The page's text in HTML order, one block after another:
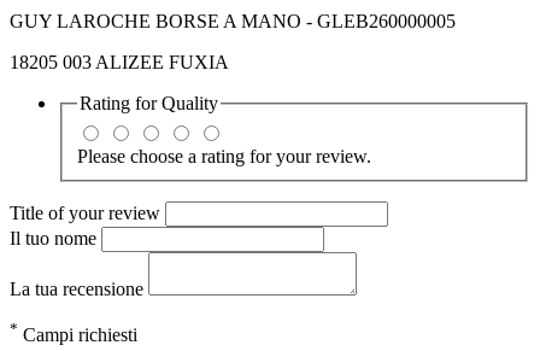
GUY LAROCHE BORSE A MANO - GLEB260000005
18205 003 ALIZEE FUXIA
Rating forQuality
Please choose a rating for your review.
Title of your review
Il tuo nome
La tua recensione
* Campi richiesti